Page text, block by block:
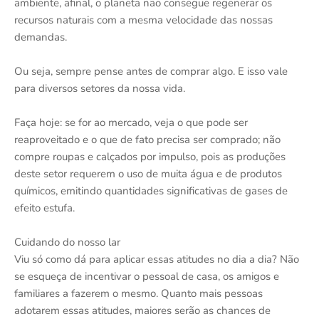
recursos naturais com a mesma velocidade das nossas
demandas.
Ou seja, sempre pense antes de comprar algo. E isso vale
para diversos setores da nossa vida.
Faça hoje: se for ao mercado, veja o que pode ser
reaproveitado e o que de fato precisa ser comprado; não
compre roupas e calçados por impulso, pois as produções
deste setor requerem o uso de muita água e de produtos
químicos, emitindo quantidades significativas de gases de
efeito estufa.
Cuidando do nosso lar
Viu só como dá para aplicar essas atitudes no dia a dia? Não
se esqueça de incentivar o pessoal de casa, os amigos e
familiares a fazerem o mesmo. Quanto mais pessoas
adotarem essas atitudes, maiores serão as chances de